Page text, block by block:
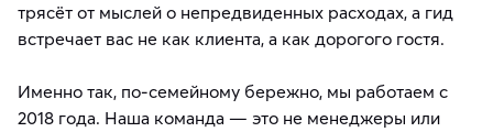
трясёт от мыслей о непредвиденных расходах, а гид
встречает вас не как клиента, а как дорогого гостя.
Именно так, по-семейному бережно, мы работаем с
2018 года. Наша команда — это не менеджеры или